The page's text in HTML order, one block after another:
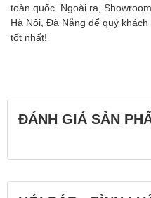
toàn quốc. Ngoài ra,
Hà Nội, Đà Nẵng để quý
tốt nhất!
ĐÁNH GIÁ SẢN